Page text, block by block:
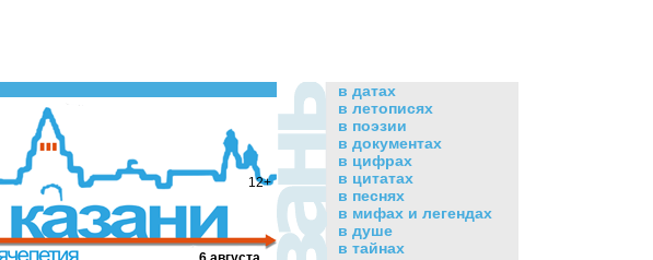
12+
в датах
в летописях
в поэзии
в документах
в цифрах
в цитатах
в песнях
в мифах и легендах
в душе
в тайнах